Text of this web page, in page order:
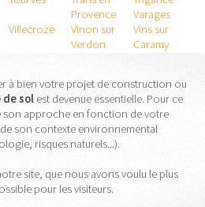
Provence
Varages
Villecroze
Vinon sur
Verdon
Vins sur
Caramy
à bien votre projet de construction ou
desol est devenue essentielle. Pour ce
son approche en fonction de votre
son contexte environnemental
risques naturels...).
site, que nous avons voulu le plus
pour les visiteurs.